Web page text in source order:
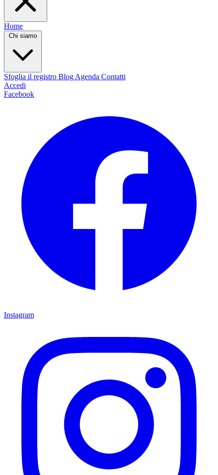
Home
Chi siamo
Sfoglia il registro Blog Agenda Contatti
Accedi
Facebook
Instagram